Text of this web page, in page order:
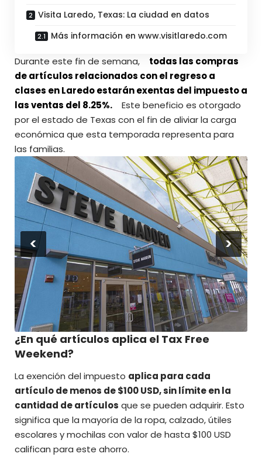
Visita Laredo, Texas: La ciudad en datos
Más información en www.visitlaredo.com
Durante este fin de semana,
todas las compras
de artículos relacionados con el regreso a
clases en Laredo estarán exentas del impuesto a
las ventas del 8.25%.
Este beneficio es otorgado
por el estado de Texas con el fin de aliviar la carga
económica que esta temporada representa para
las familias.
< >
¿En qué artículos aplica el Tax Free
Weekend?
La exención del impuesto aplica para cada
artículo de menos de $100 USD, sin límite en la
cantidad de artículos que se pueden adquirir. Esto
significa que la mayoría de la ropa, calzado, útiles
escolares y mochilas con valor de hasta $100 USD
califican para este ahorro.